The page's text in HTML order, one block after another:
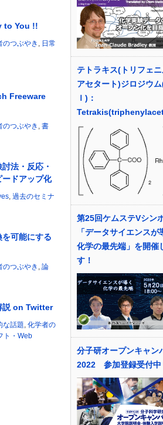
to You !!
のつぶやき , 日常
Freeware
のつぶやき , 書
法・反応・
ドアップ化
, 過去のセミナ
可能にする
のつぶやき , 論
説 on Twitter
な話題, 化学者の
ト・Web
テトラキス(トリフェ
アセタート)ジロジウム
Ｉ)：
第25回ケムステVシン
「データサイエンスが
化学の最先端」を開催
す！
分子研オープンキャン
2022 参加登録受付中